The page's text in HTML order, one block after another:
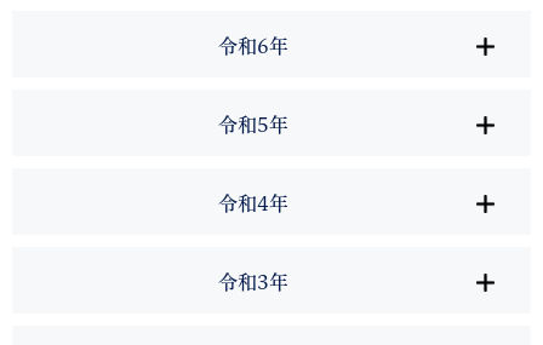
令和6年
令和5年
令和4年
令和3年